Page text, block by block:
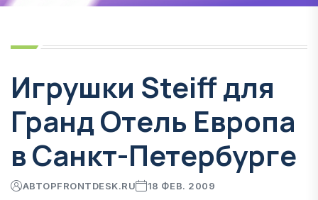
Игрушки Steiff для
Гранд Отель Европа
в Санкт-Петербурге
АВТОРFRONTDESK.RU 18 ФЕВ. 2009